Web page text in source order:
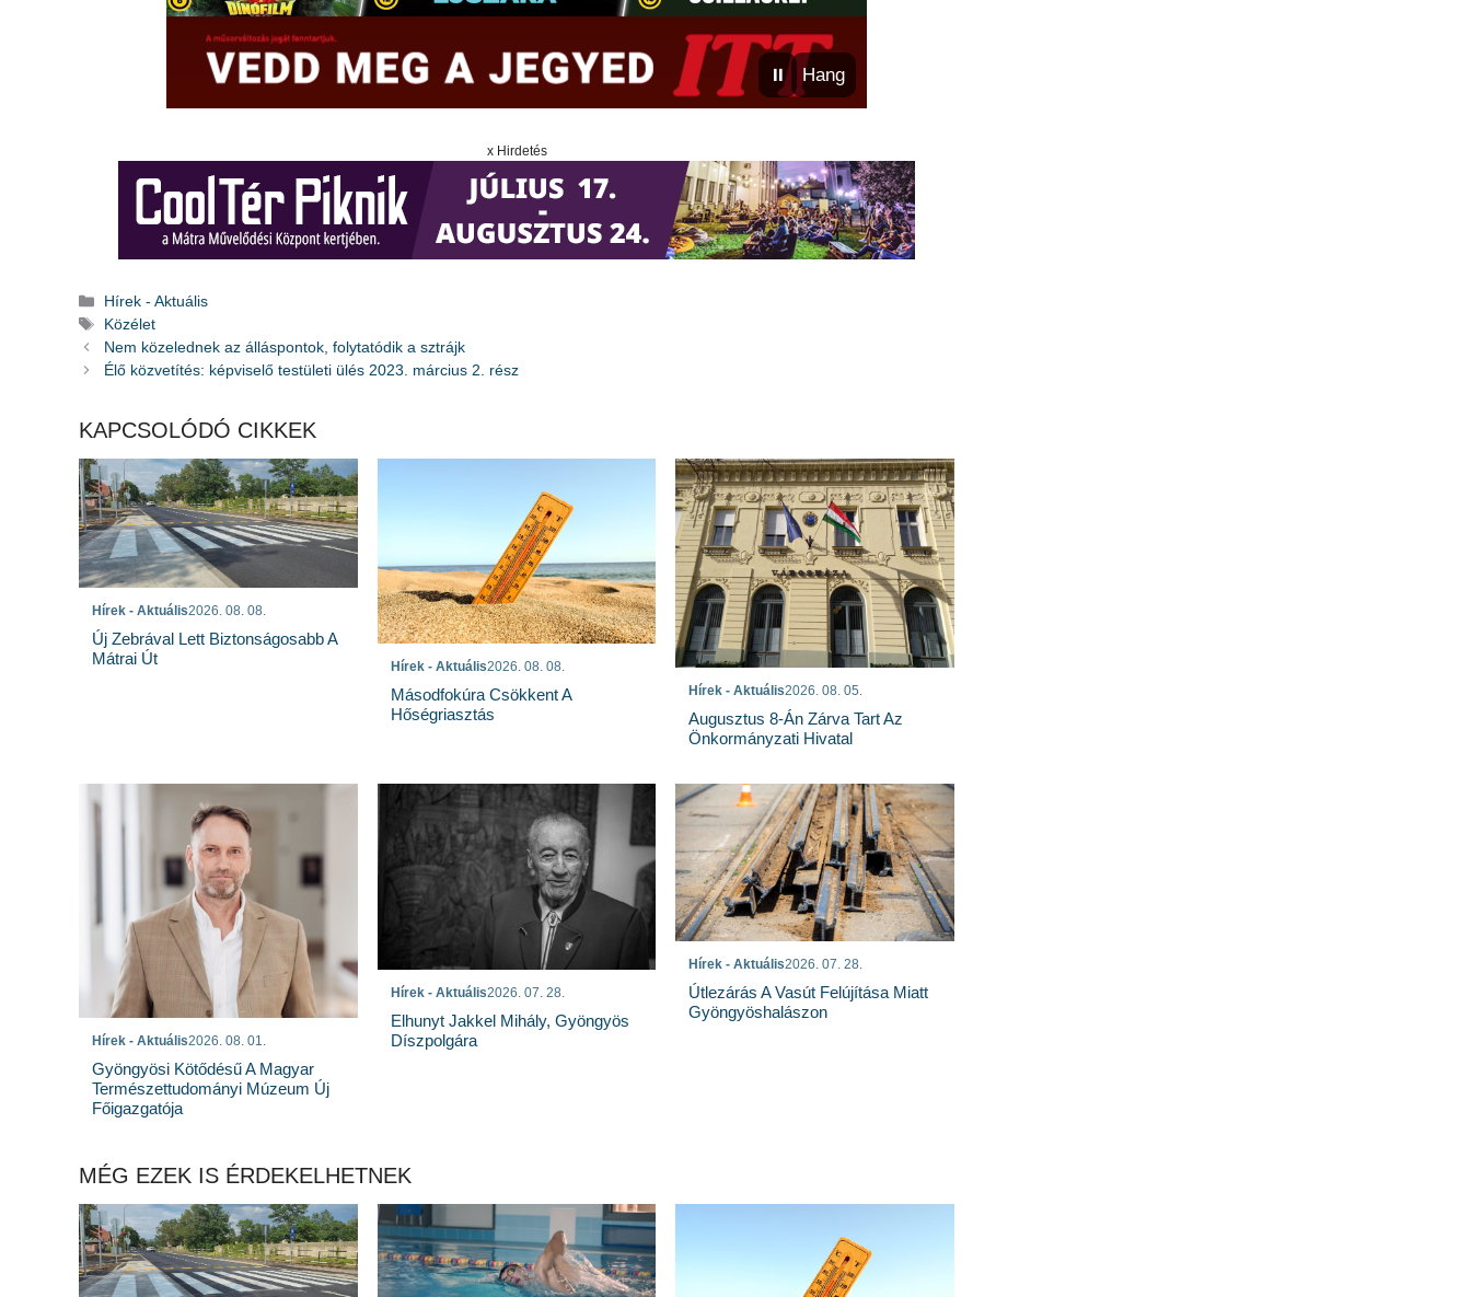
⏸ Hang
x Hirdetés
Kategória
Hírek - Aktuális
Címkék
Közélet
Nem közelednek az álláspontok, folytatódik a sztrájk
Élő közvetítés: képviselő testületi ülés 2023. március 2. rész
KAPCSOLÓDÓ CIKKEK
Hírek - Aktuális2026. 08. 08.
Új Zebrával Lett Biztonságosabb A
Mátrai Út
Hírek - Aktuális2026. 08. 08.
Másodfokúra Csökkent A
Hőségriasztás
Hírek - Aktuális2026. 08. 05.
Augusztus 8-Án Zárva Tart Az
Önkormányzati Hivatal
Hírek - Aktuális2026. 08. 01.
Gyöngyösi Kötődésű A Magyar
Természettudományi Múzeum Új
Főigazgatója
Hírek - Aktuális2026. 07. 28.
Elhunyt Jakkel Mihály, Gyöngyös
Díszpolgára
Hírek - Aktuális2026. 07. 28.
Útlezárás A Vasút Felújítása Miatt
Gyöngyöshalászon
MÉG EZEK IS ÉRDEKELHETNEK